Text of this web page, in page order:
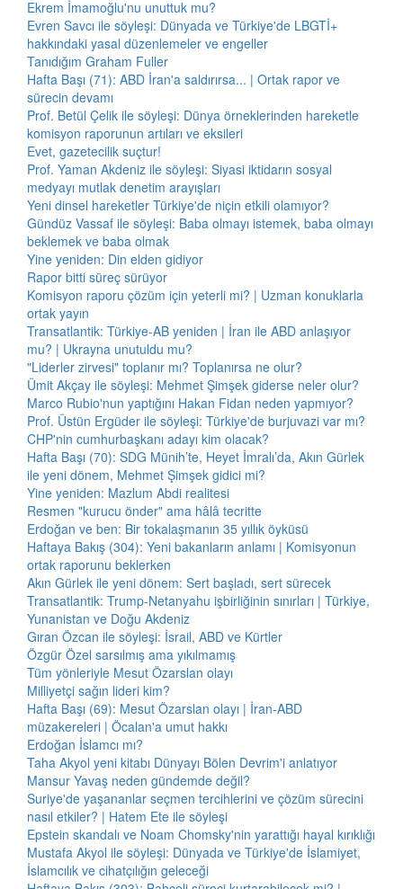
Ekrem İmamoğlu'nu unuttuk mu?
Evren Savcı ile söyleşi: Dünyada ve Türkiye'de LBGTİ+
hakkındaki yasal düzenlemeler ve engeller
Tanıdığım Graham Fuller
Hafta Başı (71): ABD İran'a saldırırsa... | Ortak rapor ve
sürecin devamı
Prof. Betül Çelik ile söyleşi: Dünya örneklerinden hareketle
komisyon raporunun artıları ve eksileri
Evet, gazetecilik suçtur!
Prof. Yaman Akdeniz ile söyleşi: Siyasi iktidarın sosyal
medyayı mutlak denetim arayışları
Yeni dinsel hareketler Türkiye'de niçin etkili olamıyor?
Gündüz Vassaf ile söyleşi: Baba olmayı istemek, baba olmayı
beklemek ve baba olmak
Yine yeniden: Din elden gidiyor
Rapor bitti süreç sürüyor
Komisyon raporu çözüm için yeterli mi? | Uzman konuklarla
ortak yayın
Transatlantik: Türkiye-AB yeniden | İran ile ABD anlaşıyor
mu? | Ukrayna unutuldu mu?
"Liderler zirvesi" toplanır mı? Toplanırsa ne olur?
Ümit Akçay ile söyleşi: Mehmet Şimşek giderse neler olur?
Marco Rubio'nun yaptığını Hakan Fidan neden yapmıyor?
Prof. Üstün Ergüder ile söyleşi: Türkiye'de burjuvazi var mı?
CHP'nin cumhurbaşkanı adayı kim olacak?
Hafta Başı (70): SDG Münih’te, Heyet İmralı’da, Akın Gürlek
ile yeni dönem, Mehmet Şimşek gidici mi?
Yine yeniden: Mazlum Abdi realitesi
Resmen "kurucu önder" ama hâlâ tecritte
Erdoğan ve ben: Bir tokalaşmanın 35 yıllık öyküsü
Haftaya Bakış (304): Yeni bakanların anlamı | Komisyonun
ortak raporunu beklerken
Akın Gürlek ile yeni dönem: Sert başladı, sert sürecek
Transatlantik: Trump-Netanyahu işbirliğinin sınırları | Türkiye,
Yunanistan ve Doğu Akdeniz
Gıran Özcan ile söyleşi: İsrail, ABD ve Kürtler
Özgür Özel sarsılmış ama yıkılmamış
Tüm yönleriyle Mesut Özarslan olayı
Milliyetçi sağın lideri kim?
Hafta Başı (69): Mesut Özarslan olayı | İran-ABD
müzakereleri | Öcalan'a umut hakkı
Erdoğan İslamcı mı?
Taha Akyol yeni kitabı Dünyayı Bölen Devrim'i anlatıyor
Mansur Yavaş neden gündemde değil?
Suriye'de yaşananlar seçmen tercihlerini ve çözüm sürecini
nasıl etkiler? | Hatem Ete ile söyleşi
Epstein skandalı ve Noam Chomsky'nin yarattığı hayal kırıklığı
Mustafa Akyol ile söyleşi: Dünyada ve Türkiye'de İslamiyet,
İslamcılık ve cihatçılığın geleceği